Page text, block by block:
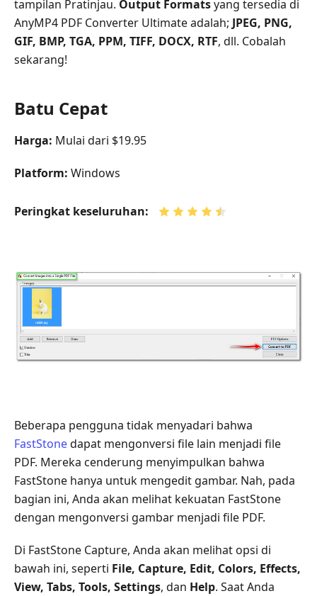
tampilan Pratinjau. Output Formatsyang tersedia di
AnyMP4 PDF Converter Ultimate adalah; JPEG, PNG,
GIF, BMP, TGA, PPM, TIFF, DOCX, RTF, dll. Cobalah
sekarang!
Batu Cepat
Harga: Mulai dari $19.95
Platform: Windows
Peringkat keseluruhan:
Beberapa pengguna tidak menyadari bahwa
FastStonedapat mengonversi file lain menjadi file
PDF. Mereka cenderung menyimpulkan bahwa
FastStone hanya untuk mengedit gambar. Nah, pada
bagian ini, Anda akan melihat kekuatan FastStone
dengan mengonversi gambar menjadi file PDF.
Di FastStone Capture, Anda akan melihat opsi di
bawah ini, seperti File, Capture, Edit, Colors, Effects,
View, Tabs, Tools, Settings, dan Help. Saat Anda